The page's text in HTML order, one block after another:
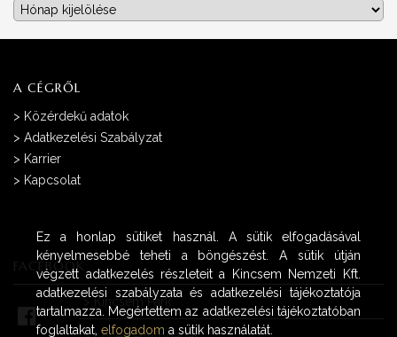
Archívum
A CÉGRŐL
> Közérdekű adatok
> Adatkezelési Szabályzat
> Karrier
> Kapcsolat
FACEBOOK
>Kincsem Park
Ez a honlap sütiket használ. A sütik elfogadásával
kényelmesebbé teheti a böngészést. A sütik útján
végzett adatkezelés részleteit a Kincsem Nemzeti Kft.
adatkezelési szabályzata és adatkezelési tájékoztatója
tartalmazza. Megértettem az adatkezelési tájékoztatóban
foglaltakat,elfogadom a sütik használatát.